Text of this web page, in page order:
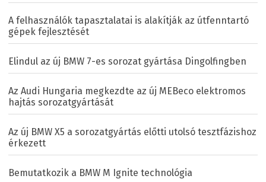
A felhasználók tapasztalatai is alakítják az útfenntartó
gépek fejlesztését
Elindul az új BMW 7-es sorozat gyártása Dingolfingben
Az Audi Hungaria megkezdte az új MEBeco elektromos
hajtás sorozatgyártását
Az új BMW X5 a sorozatgyártás előtti utolsó tesztfázishoz
érkezett
Bemutatkozik a BMW M Ignite technológia